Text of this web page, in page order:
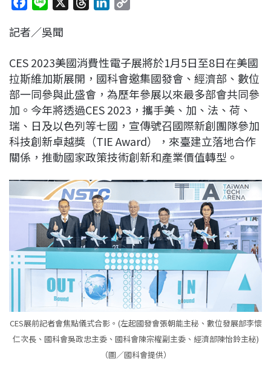
c
b
o
o
k
n
a
d
s
e
d
I
n
L
i
n
k
記者／吳聞
CES 2023美國消費性電子展將於1月5日至8日在美國
拉斯維加斯展開，國科會邀集國發會、經濟部、數位
部一同參與此盛會，為歷年參展以來最多部會共同參
加。今年將透過CES 2023，攜手美、加、法、荷、
瑞、日及以色列等七國，宣傳號召國際新創團隊參加
科技創新卓越獎（TIE Award），來臺建立落地合作
關係，推動國家政策技術創新和產業價值轉型。
CES展前記者會焦點儀式合影。(左起國發會張朝能主秘、數位發展部李懷
仁次長、國科會吳政忠主委、國科會陳宗權副主委、經濟部陳怡鈴主秘)
（圖／國科會提供）